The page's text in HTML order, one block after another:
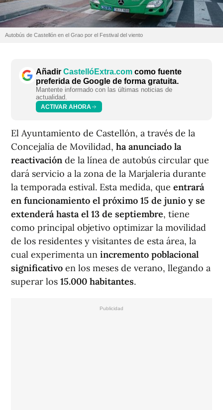
Autobús de Castellón en el Grao por el Festival del viento
Añadir CastellóExtra.com como fuente
preferida de Google de forma gratuita.
Mantente informado con las últimas noticias de
actualidad.
ACTIVAR AHORA
El Ayuntamiento de Castellón, a través de la
Concejalía de Movilidad, ha anunciado la
reactivación de la línea de autobús circular que
dará servicio a la zona de la Marjaleria durante
la temporada estival. Esta medida, que entrará
en funcionamiento el próximo 15 de junio y se
extenderá hasta el 13 de septiembre, tiene
como principal objetivo optimizar la movilidad
de los residentes y visitantes de esta área, la
cual experimenta un incremento poblacional
significativo en los meses de verano, llegando a
superar los 15.000 habitantes.